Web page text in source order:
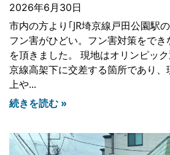
2026年6月30日
市内の方より｢JR埼京線戸田公園駅
フン害がひどい。フン害対策をで
を頂きました。 現地はオリンピッ
京線高架下に交差する箇所であり
上や
続きを読む »